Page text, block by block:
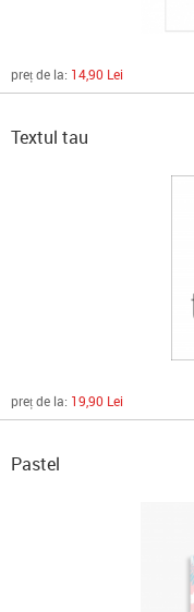
preț de la: 14,90 Lei
Textul tau
preț de la: 19,90 Lei
Pastel